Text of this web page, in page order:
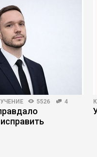
5526 4